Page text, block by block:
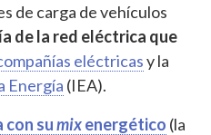
de carga de vehículos
de la red eléctrica que
eléctricasy la
Energía (IEA).
con sumixenergético (la